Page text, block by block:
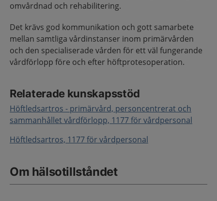
omvårdnad och rehabilitering.
Det krävs god kommunikation och gott samarbete
mellan samtliga vårdinstanser inom primärvården
och den specialiserade vården för ett väl fungerande
vårdförlopp före och efter höftprotesoperation.
Relaterade kunskapsstöd
Höftledsartros - primärvård, personcentrerat och
sammanhållet vårdförlopp, 1177 för vårdpersonal
Höftledsartros, 1177 för vårdpersonal
Om hälsotillståndet